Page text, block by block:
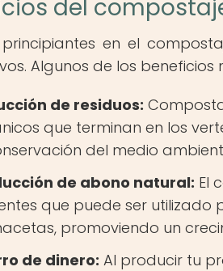
del
en el
Algunos de los
de residuos:
que terminan en los
del medio
de abono natural: El
que puede ser utilizado
promoviendo un
de dinero: Al producir tu